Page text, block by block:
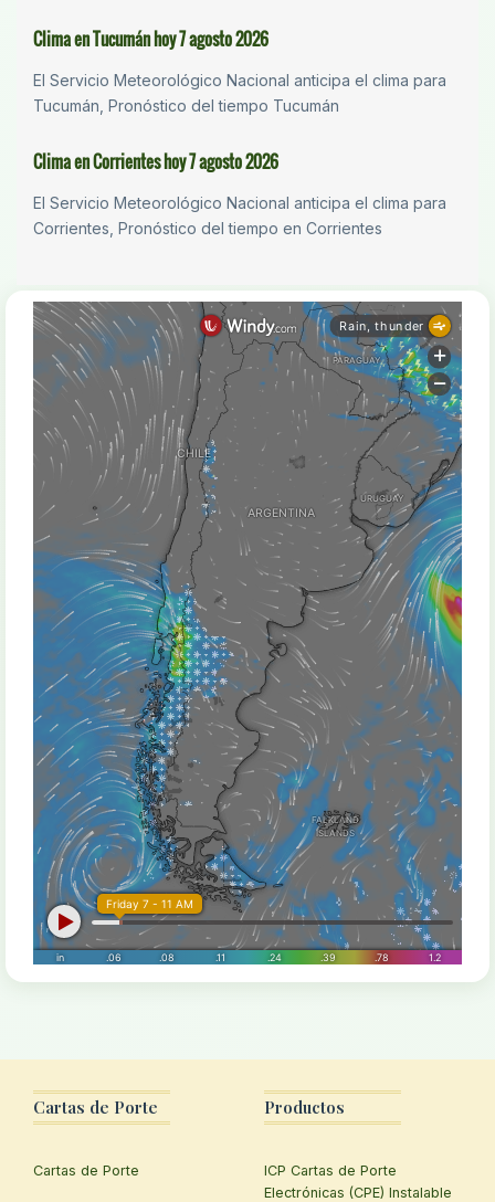
Clima en Tucumán hoy 7 agosto 2026
El Servicio Meteorológico Nacional anticipa el clima para
Tucumán, Pronóstico del tiempo Tucumán
Clima en Corrientes hoy 7 agosto 2026
El Servicio Meteorológico Nacional anticipa el clima para
Corrientes, Pronóstico del tiempo en Corrientes
Cartas de Porte
Cartas de Porte
Productos
ICP Cartas de Porte
Electrónicas (CPE) Instalable